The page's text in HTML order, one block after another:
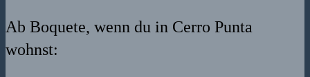
Ab Boquete, wenn du in Cerro Punta
wohnst: